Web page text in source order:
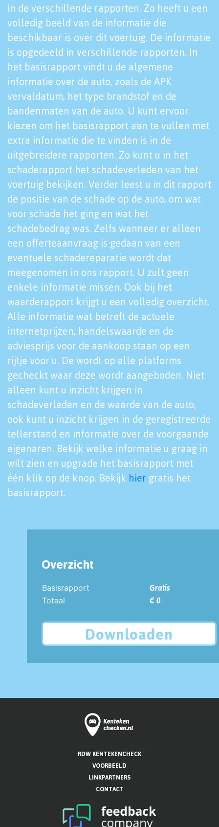
in de verschillende rapporten. Zo heeft u een
volledig beeld van de informatie die
beschikbaar is over dit voertuig. De informatie
is opgedeeld in verschillende rapporten. In
het basisrapport vindt u de algemene
informatie over de auto, zoals de APK
vervaldatum, het type brandstof en de
bandenmaten van de auto. U kunt ervoor
kiezen om het basisrapport aan te vullen met
extra informatie die te vinden is in de
uitgebreidere rapporten. Zo kunt u in het
schaderapport het schadeverleden van het
voertuig bekijken. Verder leest u in dit rapport
de positie van de schade op de auto, om wat
voor schade het ging en wat het
schadebedrag was. Zelfs wanneer er alleen
een offerteaanvraag is gedaan van een
eventuele schadereparatie wordt dat
meegenomen in ons rapport. U zult geen
enkele informatie missen. Ook bij het
waarderapport krijgt u een volledig overzicht.
Alle informatie wat betreft de actuele
internetprijzen, handelswaarde en de
adviesprijs voor de aankoop staan op een
rijtje voor u. De wordt op alle platforms
gecheckt waar deze wordt aangeboden. Niet
alleen kunt u inzicht krijgen in
schadeverleden en de waarde van de auto,
ook kunt u inzicht krijgen in de geregistreerde
tellerstand en informatie over de voorgaande
eigenaren. Bekijk welke informatie u graag in
wilt zien en upgrade het basisrapport met
één klik op de knop. Bekijk hier gratis het
basisrapport.
Overzicht
Basisrapport
Gratis
Totaal
€ 0
Downloaden
RDW KENTEKENCHECK
VOORBEELD
LINKPARTNERS
CONTACT